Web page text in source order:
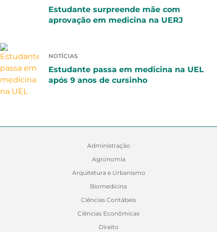
Estudante surpreende mãe com
aprovação em medicina na UERJ
NOTÍCIAS
Estudante passa em medicina na UEL
após 9 anos de cursinho
Administração
Agronomia
Arquitetura e Urbanismo
Biomedicina
Ciências Contábeis
Ciências Econômicas
Direito